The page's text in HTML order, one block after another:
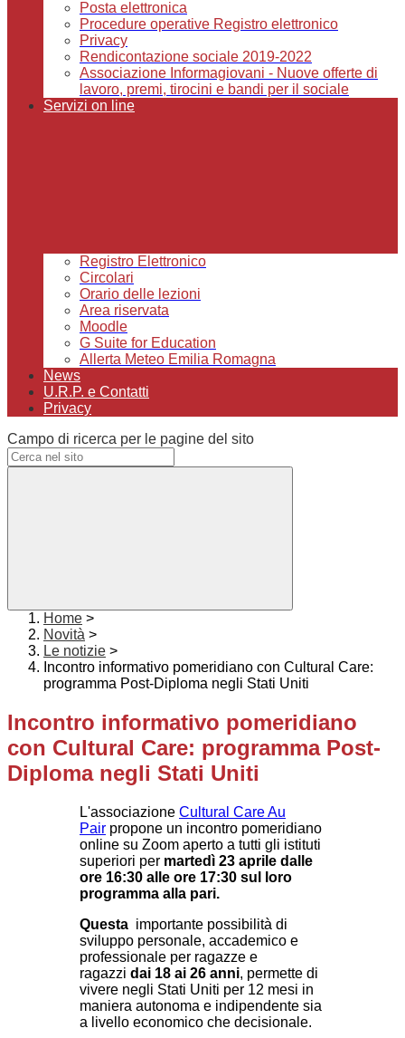
Posta elettronica
Procedure operative Registro elettronico
Privacy
Rendicontazione sociale 2019-2022
Associazione Informagiovani - Nuove offerte di
lavoro, premi, tirocini e bandi per il sociale
Servizi on line
Registro Elettronico
Circolari
Orario delle lezioni
Area riservata
Moodle
G Suite for Education
Allerta Meteo Emilia Romagna
News
U.R.P. e Contatti
Privacy
Campo di ricerca per le pagine del sito
Home >
Novità >
Le notizie >
Incontro informativo pomeridiano con Cultural Care:
programma Post-Diploma negli Stati Uniti
Incontro informativo pomeridiano
con Cultural Care: programma Post-
Diploma negli Stati Uniti
L'associazione Cultural Care Au
Pair propone un incontro pomeridiano
online su Zoom aperto a tutti gli istituti
superiori per martedì 23 aprile dalle
ore 16:30 alle ore 17:30 sul loro
programma alla pari.
Questa importante possibilità di
sviluppo personale, accademico e
professionale per ragazze e
ragazzi dai 18 ai 26 anni, permette di
vivere negli Stati Uniti per 12 mesi in
maniera autonoma e indipendente sia
a livello economico che decisionale.